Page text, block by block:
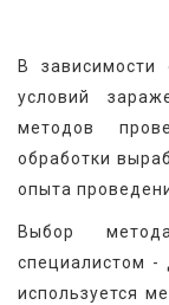
В зависимости
условий
методов
обработки
опыта
Выбор
специалистом -
используется